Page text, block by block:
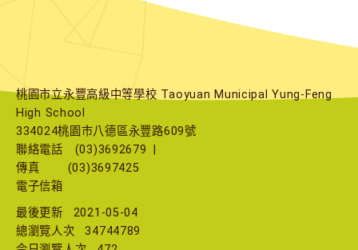
桃園市立永豐高級中等學校 Taoyuan Municipal Yung-Feng
High School
334024桃園市八德區永豐路609號
聯絡電話
(03)3692679
傳真
(03)3697425
電子信箱
最後更新
2021-05-04
總瀏覽人次
34744789